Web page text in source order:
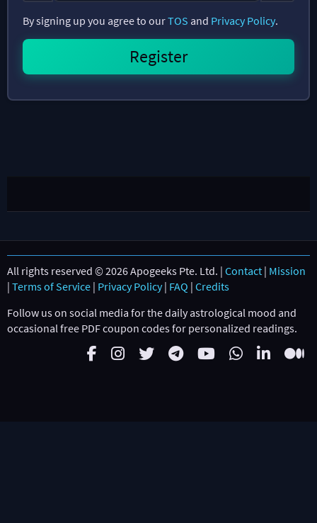
By signing up you agree to ourTOS and Privacy Policy.
All rights reserved © 2026 Apogeeks Pte. Ltd. | Contact | Mission
| Terms of Service | Privacy Policy| FAQ | Credits
Follow us on social media for the daily astrological mood and
occasional free PDF coupon codes for personalized readings.